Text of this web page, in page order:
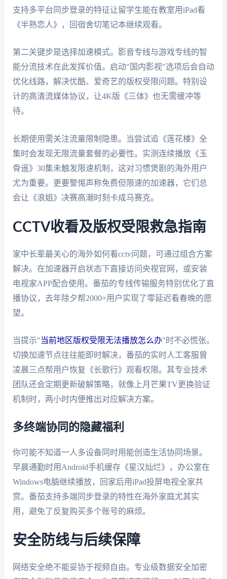
支持多平台同步登录的特征让留学生能在教室用iPad看
《半熟恋人》，回宿舍切笔记本继续观看。
第二关键步是选择加速模式。影音专线与游戏专线的智
能分流技术在此发挥价值。启动"国内影视"选项后会自动
优化线路，解决优酷、爱奇艺的版权受限问题。特别设
计的高清流媒体协议，让4K版《三体》也无需缓冲等
待。
长期使用需关注流量限制隐患。当尝试追《莲花楼》全
集时会发现无限流量套餐的必要性。实测连续播放《玉
骨遥》30集未触发限速机制，这对习惯煲剧的海外用户
尤为重要。更要警惕声称免费但限速的加速器，它们总
会让《浪姐》决赛高潮时刻卡成马赛克。
CCTV收看及版权受限救急指南
家中长辈最关心的海外如何看cctv问题，可通过组合方案
解决。在加速器开启状态下直接访问央视官网，或安装
电视家APP配合使用。番茄的专线传输服务特别优化了直
播协议，去年除夕帮2000+用户实现了零延迟看春晚的愿
望。
当提示"当前地区版权受限无法播放怎么办"时不必慌张。
切换加速节点往往能即时解决，番茄的实时人工客服曾
凌晨三点帮用户恢复《长歌行》观看权限。其专业技术
团队还会定期更新破解策略，就像上月芒果TV更换验证
机制时，两小时内便推出对应解决方案。
多终端协同的隐藏福利
你可能不知道一人多设备同时用能创造生活协同场景。
早晨通勤时用Android手机缓存《星汉灿烂》，办公室在
Windows电脑继续播放，回家后用iPad投屏电视全家共
赏。番茄支持多端同步登录的特性在海外家庭尤其实
用，避免了反复购买多个账号的麻烦。
安全防线与后续保障
网络安全绝不能妥协于视频自由。专业级数据安全加密